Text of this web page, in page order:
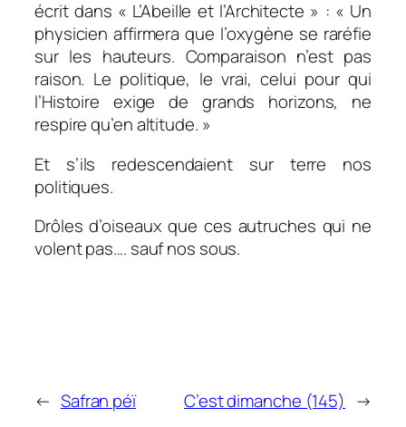
écrit dans « L’Abeille et l’Architecte » : « Un
physicien affirmera que l’oxygène se raréfie
sur les hauteurs. Comparaison n’est pas
raison. Le politique, le vrai, celui pour qui
l’Histoire exige de grands horizons, ne
respire qu’en altitude. »
Et s’ils redescendaient sur terre nos
politiques.
Drôles d’oiseaux que ces autruches qui ne
volent pas…. sauf nos sous.
← Safran péï C’est dimanche (145) →